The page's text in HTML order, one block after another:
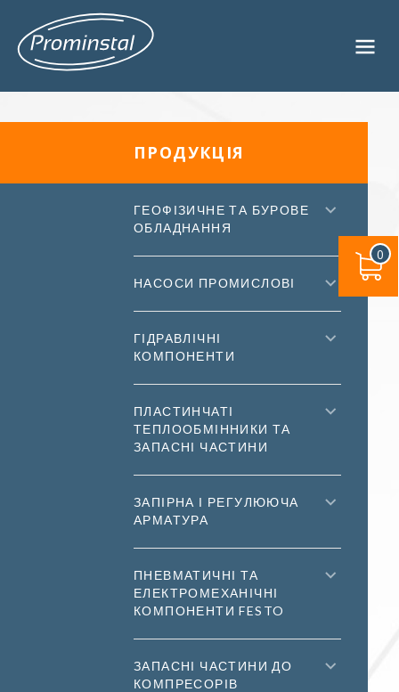
ПРОДУКЦІЯ
ГЕОФІЗИЧНЕ ТА БУРОВЕ
ОБЛАДНАННЯ
НАСОСИ ПРОМИСЛОВІ
ГІДРАВЛІЧНІ
КОМПОНЕНТИ
ПЛАСТИНЧАТІ
ТЕПЛООБМІННИКИ ТА
ЗАПАСНІ ЧАСТИНИ
ЗАПІРНА І РЕГУЛЮЮЧА
АРМАТУРА
ПНЕВМАТИЧНІ ТА
ЕЛЕКТРОМЕХАНІЧНІ
КОМПОНЕНТИ FESTO
ЗАПАСНІ ЧАСТИНИ ДО
КОМПРЕСОРІВ
0